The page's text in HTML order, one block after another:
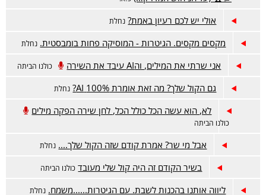
אולי יש לכם רעיון באמת? נחלת
מקסים מקסים. הגיטרות - המוסיקה פחות בומבסטית. נחלת
אני שרתי את המילים, והAI עיבד את השירה כולנו הביתה
גם הקול שלך? מה זאת אומרת 100% AI? נחלת
לא, הוא עשה הכל כולל הכל, לחן שירה הפקה מילים
כולנו הביתה
אבל מי שר? אמרת קודם שזה הקול שלך.... נחלת
בשיר הקודם זה היה קול שלי מעובד כולנו הביתה
ליווה אותנו בהכנות לשבת. עם הגיטרות......משמח. נחלת